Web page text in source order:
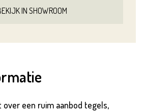
IN SHOWROOM
over een ruim aanbod tegels,